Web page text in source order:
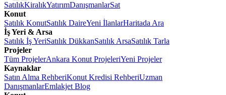
SatılıkKiralıkYatırımDanışmanlarSat
Konut
Satılık KonutSatılık DaireYeni İlanlarHaritada Ara
İş Yeri & Arsa
Satılık İş YeriSatılık DükkanSatılık ArsaSatılık Tarla
Projeler
Tüm ProjelerAnkara Konut ProjeleriYeni Projeler
Kaynaklar
Satın Alma RehberiKonut Kredisi RehberiUzman
DanışmanlarEmlakjet Blog